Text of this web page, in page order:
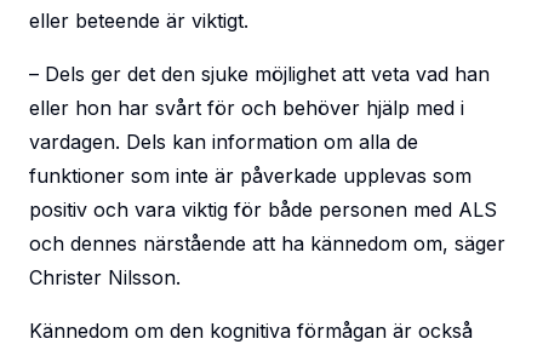
eller beteende är viktigt.
– Dels ger det den sjuke möjlighet att veta vad han
eller hon har svårt för och behöver hjälp med i
vardagen. Dels kan information om alla de
funktioner som inte är påverkade upplevas som
positiv och vara viktig för både personen med ALS
och dennes närstående att ha kännedom om, säger
Christer Nilsson.
Kännedom om den kognitiva förmågan är också